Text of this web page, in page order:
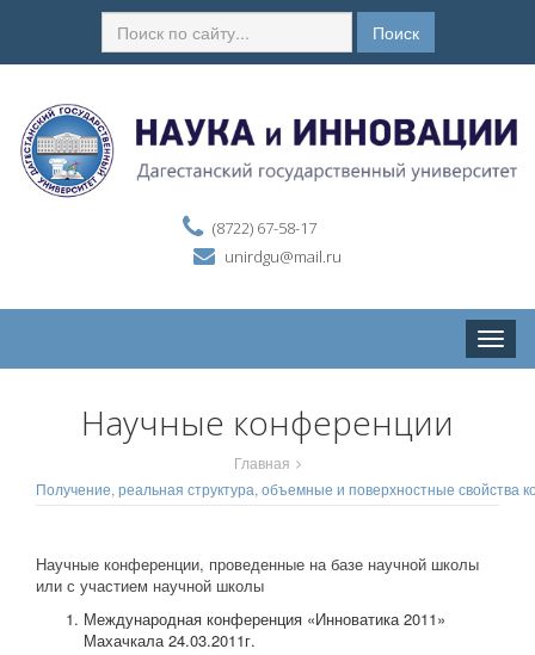
Поиск
(8722) 67-58-17
unirdgu@mail.ru
Toggle
Научные конференции
Главная
Получение, реальная структура, объемные и поверхностные свойства
Научные конференции, проведенные на базе научной школы
или с участием научной школы
Международная конференция «Инноватика 2011»
Махачкала 24.03.2011г.